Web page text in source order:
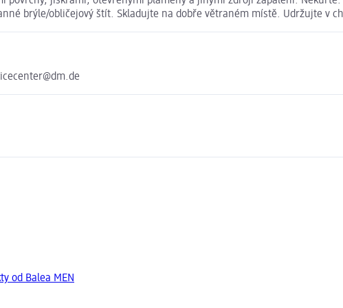
brýle/obličejový štít. Skladujte na dobře větraném místě. Udržujte v
od Balea MEN